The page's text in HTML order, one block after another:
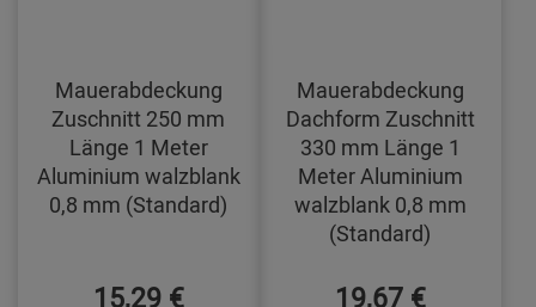
Mauerabdeckung
Zuschnitt 250 mm
Länge 1 Meter
Aluminium walzblank
0,8 mm (Standard)
15,29 €
Mauerabdeckung
Dachform Zuschnitt
330 mm Länge 1
Meter Aluminium
walzblank 0,8 mm
(Standard)
19,67 €